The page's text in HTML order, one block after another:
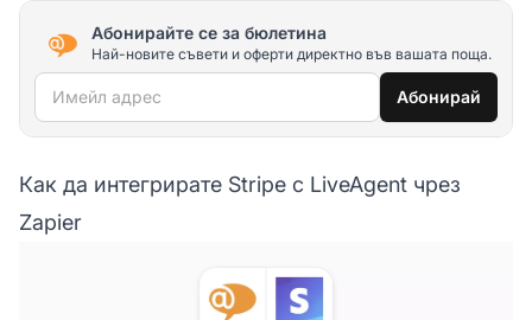
Абонирайте се за бюлетина
Най-новите съвети и оферти директно във вашата поща.
Имейл адрес Абонирай
Как да интегрирате Stripe с LiveAgent чрез
Zapier